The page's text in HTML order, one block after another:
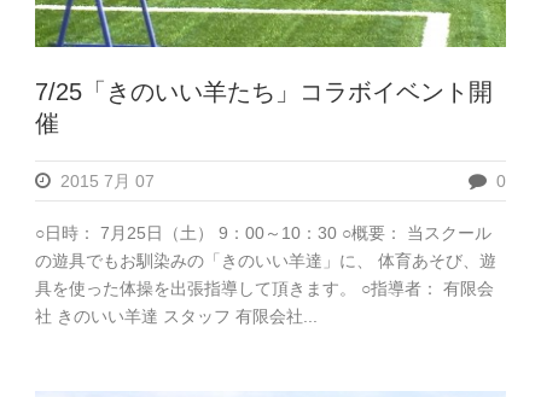
7/25「きのいい羊たち」コラボイベント開
催
2015 7月 07 0
○日時： 7月25日（土） 9：00～10：30 ○概要： 当スクール
の遊具でもお馴染みの「きのいい羊達」に、 体育あそび、遊
具を使った体操を出張指導して頂きます。 ○指導者： 有限会
社 きのいい羊達 スタッフ 有限会社...